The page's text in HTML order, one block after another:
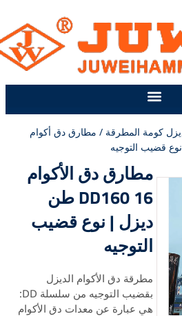
/ مطارق دق أكوام
مطارق دق الأكوام
DD160 16 طن
ديزل | نوع قضيب
التوجيه
مطرقة دق الأكوام الديزل
بقضيب التوجيه من سلسلة DD:
هي عبارة عن معدات دق الأكوام